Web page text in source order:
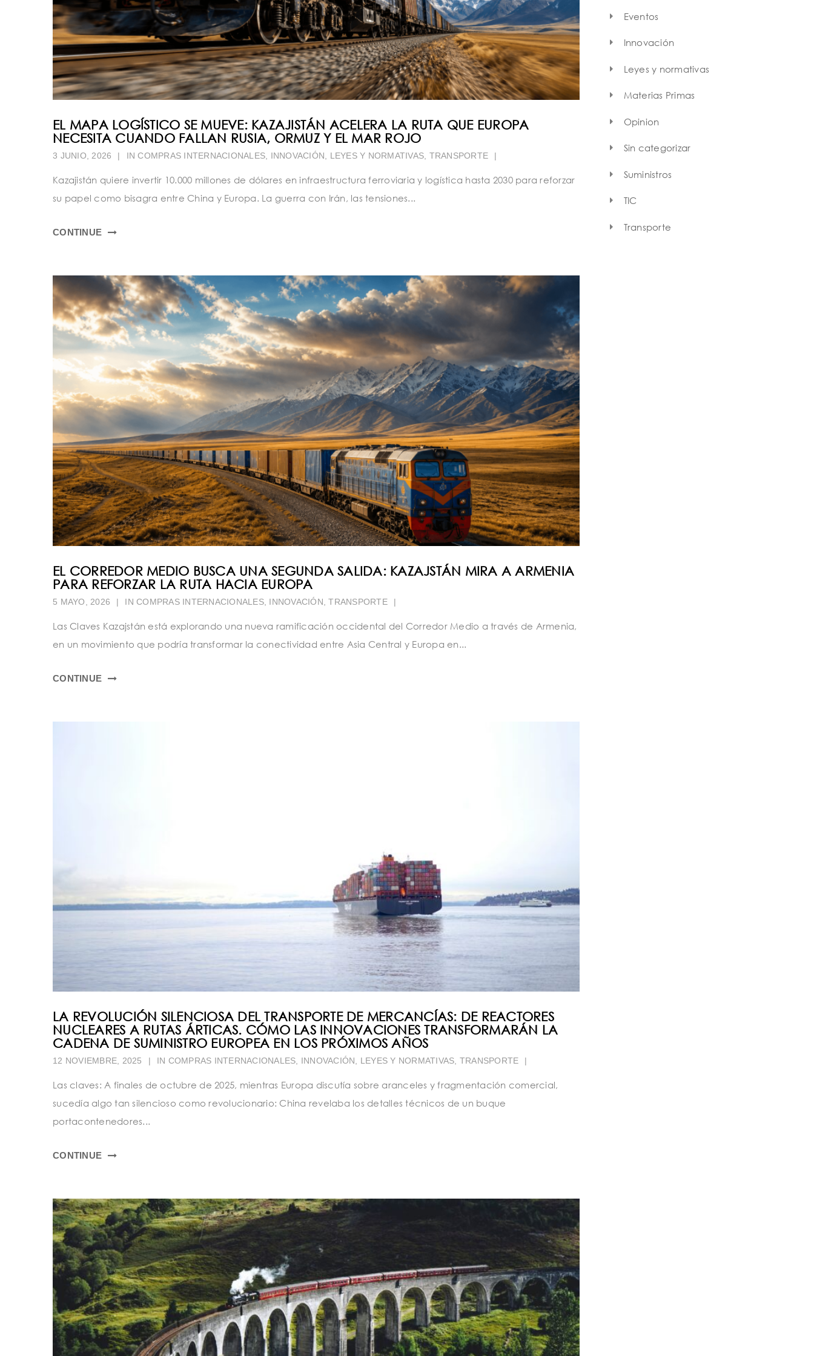
EL MAPA LOGÍSTICO SE MUEVE: KAZAJISTÁN ACELERA LA RUTA QUE EUROPA
NECESITA CUANDO FALLAN RUSIA, ORMUZ Y EL MAR ROJO
3 JUNIO, 2026 | INCOMPRAS INTERNACIONALES, INNOVACIÓN, LEYES Y NORMATIVAS, TRANSPORTE |
Kazajistán quiere invertir 10.000 millones de dólares en infraestructura ferroviaria y logística hasta 2030 para reforzar
su papel como bisagra entre China y Europa. La guerra con Irán, las tensiones...
CONTINUE
EL CORREDOR MEDIO BUSCA UNA SEGUNDA SALIDA: KAZAJSTÁN MIRA A ARMENIA
PARA REFORZAR LA RUTA HACIA EUROPA
5 MAYO, 2026 | IN COMPRAS INTERNACIONALES, INNOVACIÓN ,TRANSPORTE |
Las Claves Kazajstán está explorando una nueva ramificación occidental del Corredor Medio a través de Armenia,
en un movimiento que podría transformar la conectividad entre Asia Central y Europa en...
CONTINUE
LA REVOLUCIÓN SILENCIOSA DEL TRANSPORTE DE MERCANCÍAS: DE REACTORES
NUCLEARES A RUTAS ÁRTICAS. CÓMO LAS INNOVACIONES TRANSFORMARÁN LA
CADENA DE SUMINISTRO EUROPEA EN LOS PRÓXIMOS AÑOS
12 NOVIEMBRE, 2025 | IN COMPRAS INTERNACIONALES INNOVACIÓN LEYES Y NORMATIVAS TRANSPORTE |
Las claves: A finales de octubre de 2025, mientras Europa discutía sobre aranceles y fragmentación comercial,
sucedía algo tan silencioso como revolucionario: China revelaba los detalles técnicos de un buque
portacontenedores...
CONTINUE
Eventos
Innovación
Leyes y normativas
Materias Primas
Opinion
Sin categorizar
Suministros
TIC
Transporte